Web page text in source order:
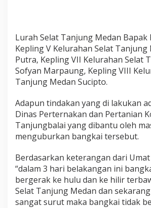
i
r
e
g
a
r
e
r
s
a
m
W
a
r
g
a
E
Lurah Selat Tanjung Medan Bapak
Kepling V Kelurahan Selat Tanjung
Putra, Kepling VII Kelurahan Selat
Sofyan Marpaung, Kepling VIII
Tanjung Medan Sucipto.
Adapun tindakan yang di lakukan
Dinas Perternakan dan Pertanian
Tanjungbalai yang dibantu oleh
menguburkan bangkai tersebut.
Berdasarkan keterangan dari
“dalam 3 hari belakangan ini
bergerak ke hulu dan ke hilir
Selat Tanjung Medan dan
sangat surut maka bangkai tidak